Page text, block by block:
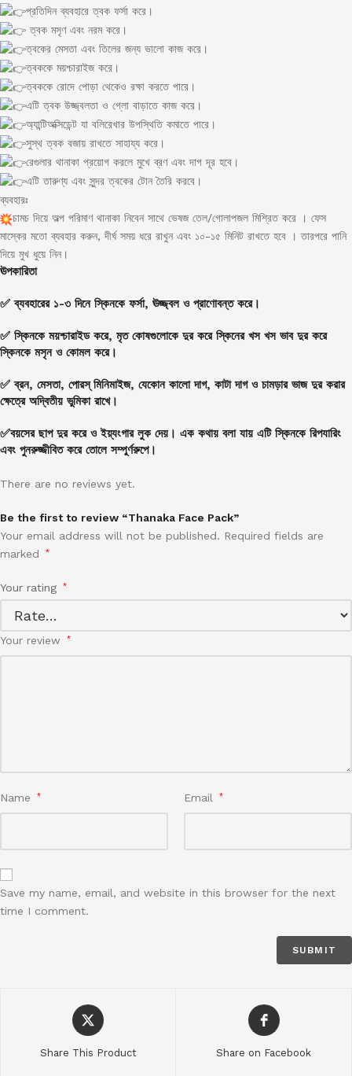
প্রতিদিন ব্যবহারে ত্বক ফর্সা করে।
ত্বক মসৃণ এবং নরম করে।
ত্বকের মেসতা এবং তিলের জন্য ভালো কাজ করে।
ত্বককে ময়শ্চারাইজ করে।
ত্বককে রোদে পোড়া থেকেও রক্ষা করতে পারে।
এটি ত্বক উজ্জ্বলতা ও গ্লো বাড়াতে কাজ করে।
অ্যান্টিঅক্সিডেন্ট যা বলিরেখার উপস্থিতি কমাতে পারে।
সুস্থ ত্বক বজায় রাখতে সাহায্য করে।
রেগুলার থানাকা প্রয়োগ করলে মুখে ব্রণ এবং দাগ দূর হবে।
এটি তারুণ্য এবং সুন্দর ত্বকের টোন তৈরি করবে।
ব্যবহারঃ
চামচ দিয়ে অল্প পরিমাণ থানাকা নিবেন সাথে ভেষজ তেল/গোলাপজল মিশ্রিত করে । ফেস
মাস্কের মতো ব্যবহার করুন, দীর্ঘ সময় ধরে রাখুন এবং ১০-১৫ মিনিট রাখতে হবে । তারপরে পানি
দিয়ে মুখ ধুয়ে নিন।
ঊপকারিতা
✅ ব্যবহারের ১-৩ দিনে স্কিনকে ফর্সা, ঊজ্জ্বল ও প্রাণোবন্ত করে।
✅ স্কিনকে ময়শ্চারাইড করে, মৃত কোষগুলোকে দুর করে স্কিনের খস খস ভাব দুর করে
স্কিনকে মসৃন ও কোমল করে।
✅ ব্রন, মেসতা, পোরস্ মিনিমাইজ, যেকোন কালো দাগ, কাটা দাগ ও চামড়ার ভাজ দুর করার
ক্ষেত্রে অদ্বিতীয় ভুমিকা রাখে।
✅বয়সের ছাপ দুর করে ও ইয়্যংগার লুক দেয়। এক কথায় বলা যায় এটি স্কিনকে রিপযারিং
এবং পুনরুজ্জীবিত করে তোলে সম্পুর্ণরুপে।
There are no reviews yet.
Be the first to review “Thanaka Face Pack”
Your email address will not be published. Required fields are
marked
*
Your rating *
Your review *
Name * Email *
Save my name, email, and website in this browser for the next
time I comment.
Share This Product Share on Facebook